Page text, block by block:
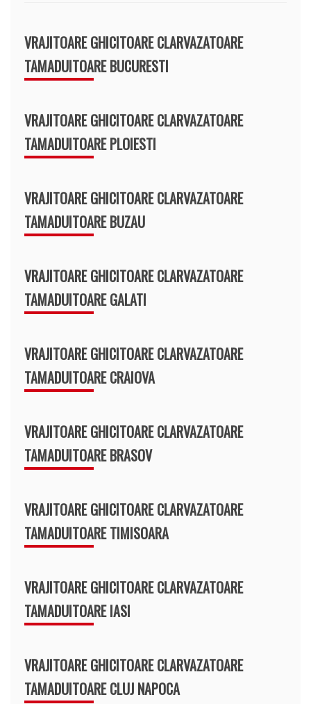
VRAJITOARE GHICITOARE CLARVAZATOARE
TAMADUITOARE BUCURESTI
VRAJITOARE GHICITOARE CLARVAZATOARE
TAMADUITOARE PLOIESTI
VRAJITOARE GHICITOARE CLARVAZATOARE
TAMADUITOARE BUZAU
VRAJITOARE GHICITOARE CLARVAZATOARE
TAMADUITOARE GALATI
VRAJITOARE GHICITOARE CLARVAZATOARE
TAMADUITOARE CRAIOVA
VRAJITOARE GHICITOARE CLARVAZATOARE
TAMADUITOARE BRASOV
VRAJITOARE GHICITOARE CLARVAZATOARE
TAMADUITOARE TIMISOARA
VRAJITOARE GHICITOARE CLARVAZATOARE
TAMADUITOARE IASI
VRAJITOARE GHICITOARE CLARVAZATOARE
TAMADUITOARE CLUJ NAPOCA